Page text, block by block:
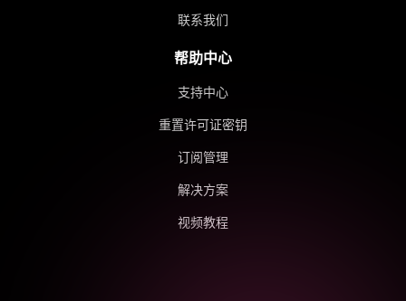
联系我们
帮助中心
支持中心
重置许可证密钥
订阅管理
解决方案
视频教程